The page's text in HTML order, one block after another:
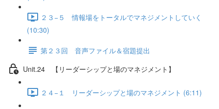
２３−５ 情報場をトータルでマネジメントしていく
(10:30)
第２３回 音声ファイル＆宿題提出
Unit.24 【リーダーシップと場のマネジメント】
２４−１ リーダーシップと場のマネジメント (6:11)